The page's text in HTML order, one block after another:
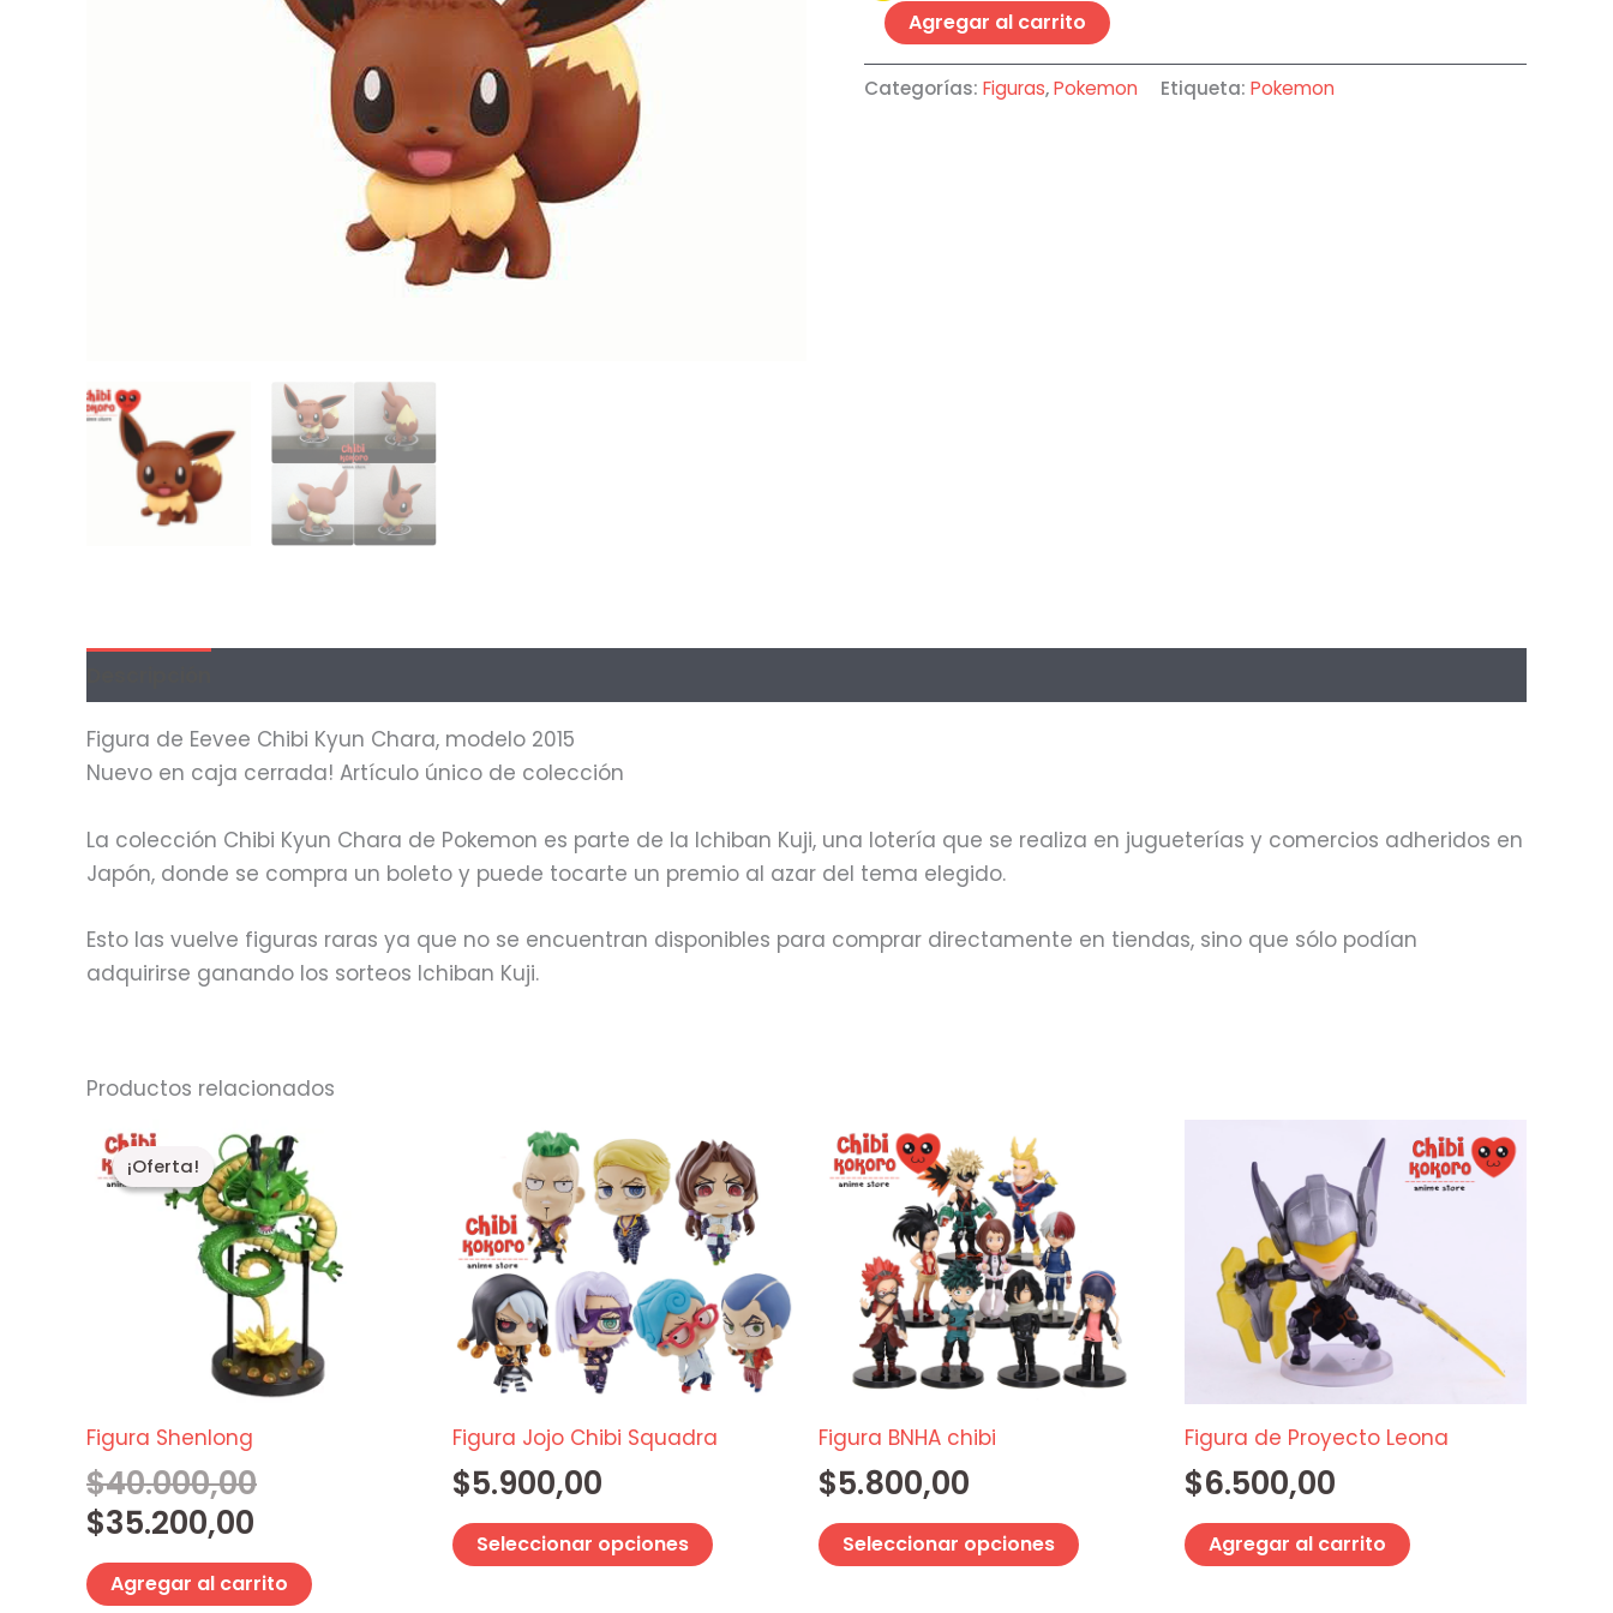
Agregar al carrito
Categorías: Figuras,Pokemon Etiqueta: Pokemon
Figura de Eevee Chibi Kyun Chara, modelo 2015
Nuevo en caja cerrada! Artículo único de colección
La colección Chibi Kyun Chara de Pokemon es parte de la Ichiban Kuji, una lotería que se realiza en jugueterías y comercios adheridos en
Japón, donde se compra un boleto y puede tocarte un premio al azar del tema elegido.
Esto las vuelve figuras raras ya que no se encuentran disponibles para comprar directamente en tiendas, sino que sólo podían
adquirirse ganando los sorteos Ichiban Kuji.
Productos relacionados
¡Oferta!
¡Oferta!
Figura Shenlong
$40.000,00
El
precio
original
era:
$40.000,00.
$35.200,00
El
precio
actual
es:
$35.200,00.
Agregar al carrito
Figura Jojo Chibi Squadra
$5.900,00
Seleccionar opciones
Este
producto
tiene
múltiples
variantes.
Las
opciones
se
elegir
página
Figura BNHA chibi
$5.800,00
Seleccionar opciones
variantes.
Las
opciones
se
página
Figura de Proyecto Leona
$6.500,00
Agregar al carrito